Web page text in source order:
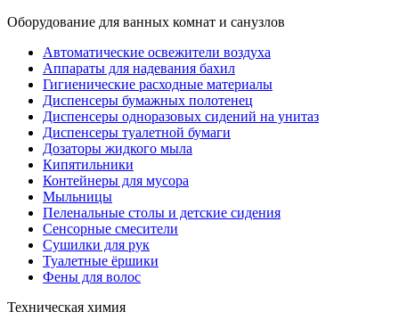
Оборудование для ванных комнат и санузлов
Автоматические освежители воздуха
Аппараты для надевания бахил
Гигиенические расходные материалы
Диспенсеры бумажных полотенец
Диспенсеры одноразовых сидений на унитаз
Диспенсеры туалетной бумаги
Дозаторы жидкого мыла
Кипятильники
Контейнеры для мусора
Мыльницы
Пеленальные столы и детские сидения
Сенсорные смесители
Сушилки для рук
Туалетные ёршики
Фены для волос
Техническая химия